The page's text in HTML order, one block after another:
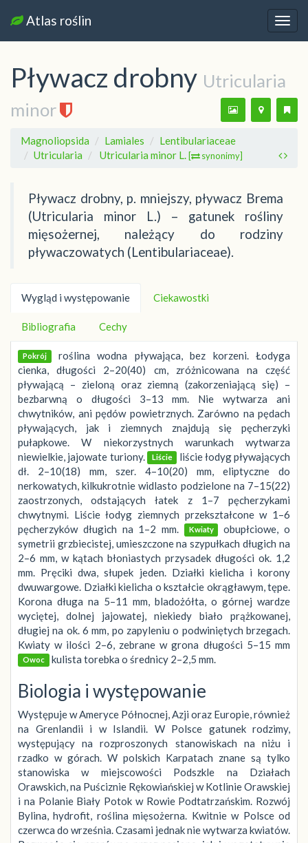
Atlas roślin
Pływacz drobny Utricularia
minor
Magnoliopsida Lamiales
Lentibulariaceae
Utricularia
Utricularia minor L. [ synonimy]
Pływacz drobny, p. mniejszy, pływacz Brema
(Utricularia minor L.) – gatunek rośliny
mięsożernej, należący do rodziny
pływaczowatych (Lentibulariaceae).
Wygląd i występowanie Ciekawostki
Bibliografia Cechy
Pokrój roślina wodna pływająca, bez korzeni. Łodyga
cienka, długości 2–20(40) cm, zróżnicowana na część
pływającą – zieloną oraz ziemną (zakorzeniającą się) –
bezbarwną o długości 3–13 mm. Nie wytwarza ani
chwytników, ani pędów powietrznych. Zarówno na pędach
pływających, jak i ziemnych znajdują się pęcherzyki
pułapkowe. W niekorzystnych warunkach wytwarza
niewielkie, jajowate turiony.
Liście
liście łodyg pływających
dł. 2–10(18) mm, szer. 4–10(20) mm, eliptyczne do
nerkowatych, kilkukrotnie widlasto podzielone na 7–15(22)
zaostrzonych, odstających łatek z 1–7 pęcherzykami
chwytnymi. Liście łodyg ziemnych przekształcone w 1–6
pęcherzyków długich na 1–2 mm.
Kwiaty
obupłciowe, o
symetrii grzbiecistej, umieszczone na szypułkach długich na
2–6 mm, w kątach błoniastych przysadek długości ok. 1,2
mm. Pręciki dwa, słupek jeden. Działki kielicha i korony
dwuwargowe. Działki kielicha o kształcie okrągławym, tępe.
Korona długa na 5–11 mm, bladożółta, o górnej wardze
wyciętej, dolnej jajowatej, niekiedy biało prążkowanej,
długiej na ok. 6 mm, po zapyleniu o podwiniętych brzegach.
Kwiaty w ilości 2–6, zebrane w grona długości 5–15 mm
Owoc kulista torebka o średnicy 2–2,5 mm.
Biologia i występowanie
Występuje w Ameryce Północnej, Azji oraz Europie, również
na Grenlandii i w Islandii. W Polsce gatunek rodzimy,
występujący na rozproszonych stanowiskach na niżu i
rzadko w górach. W polskich Karpatach znane są tylko
stanowiska w miejscowości Podszkle na Działach
Orawskich, na Puściznie Rękowiańskiej w Kotlinie Orawskiej
i na Polanie Biały Potok w Rowie Podtatrzańskim. Rozwój
Bylina, hydrofit, roślina mięsożerna. Kwitnie w Polsce od
czerwca do września. Czasami jednak nie wytwarza kwiatów.